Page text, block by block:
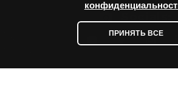
ПРИНЯТЬ ВСЕ